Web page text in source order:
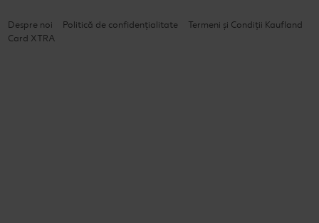
Despre noi Politică de confidențialitate
Termeni și Condiții Kaufland
Card XTRA